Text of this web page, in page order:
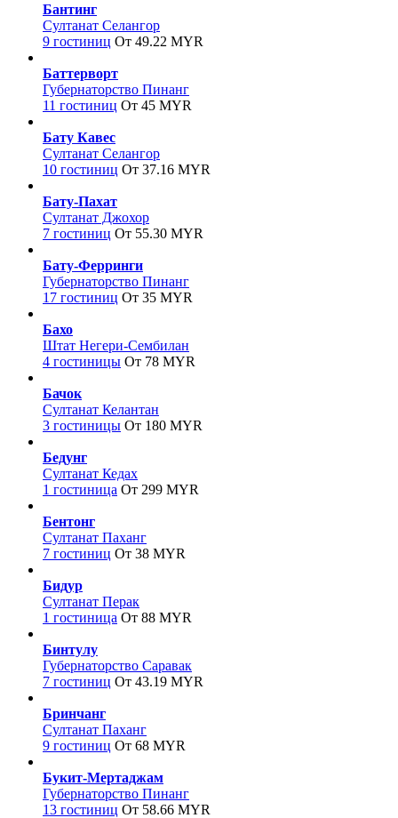
Бантинг
Султанат Селангор
9 гостиниц От 49.22 MYR
Баттерворт
Губернаторство Пинанг
11 гостиниц От 45 MYR
Бату Кавес
Султанат Селангор
10 гостиниц От 37.16 MYR
Бату-Пахат
Султанат Джохор
7 гостиниц От 55.30 MYR
Бату-Ферринги
Губернаторство Пинанг
17 гостиниц От 35 MYR
Бахо
Штат Негери-Сембилан
4 гостиницы От 78 MYR
Бачок
Султанат Келантан
3 гостиницы От 180 MYR
Бедунг
Султанат Кедах
1 гостиница От 299 MYR
Бентонг
Султанат Паханг
7 гостиниц От 38 MYR
Бидур
Султанат Перак
1 гостиница От 88 MYR
Бинтулу
Губернаторство Саравак
7 гостиниц От 43.19 MYR
Бринчанг
Султанат Паханг
9 гостиниц От 68 MYR
Букит-Мертаджам
Губернаторство Пинанг
13 гостиниц От 58.66 MYR